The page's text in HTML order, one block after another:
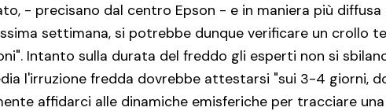
- precisano dal centro Epson - e in maniera più diffusa
settimana, si potrebbe dunque verificare un crollo
Intanto sulla durata del freddo gli esperti non si
l'irruzione fredda dovrebbe attestarsi "sui 3-4 giorni,
affidarci alle dinamiche emisferiche per tracciare